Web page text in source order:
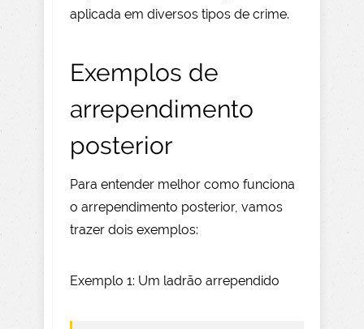
aplicada em diversos tipos de crime.
Exemplos de
arrependimento
posterior
Para entender melhor como funciona
o arrependimento posterior, vamos
trazer dois exemplos:
Exemplo 1: Um ladrão arrependido